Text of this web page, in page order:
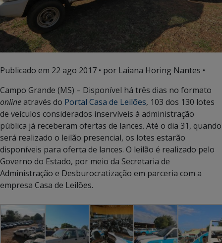
Publicado em 22 ago 2017 • por Laiana Horing Nantes •
Campo Grande (MS) – Disponível há três dias no formato
onlineatravés do Portal Casa de Leilões, 103 dos 130 lotes
de veículos considerados inservíveis à administração
pública já receberam ofertas de lances. Até o dia 31, quando
será realizado o leilão presencial, os lotes estarão
disponíveis para oferta de lances. O leilão é realizado pelo
Governo do Estado, por meio da Secretaria de
Administração e Desburocratização em parceria com a
empresa Casa de Leilões.